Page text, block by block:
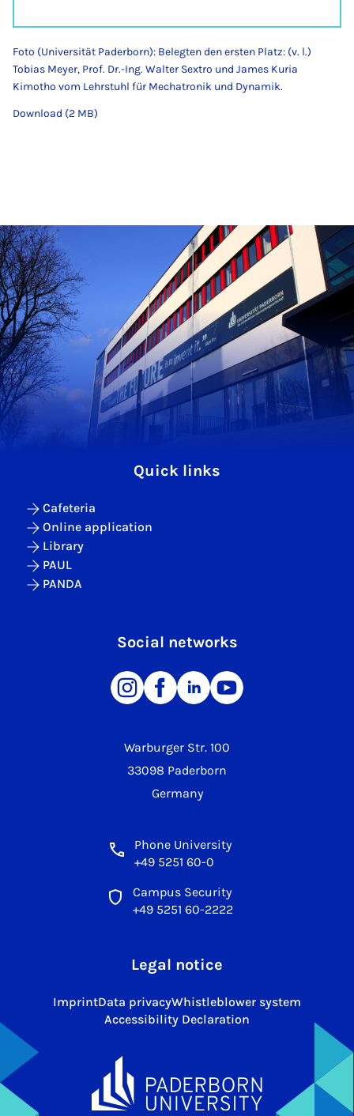
Foto (Universität Paderborn): Belegten den ersten Platz: (v. l.)
Tobias Meyer, Prof. Dr.-Ing. Walter Sextro und James Kuria
Kimotho vom Lehrstuhl für Mechatronik und Dynamik.
Download (2 MB)
Warburger Str. 100
33098 Paderborn
Germany
Phone University
+49 5251 60-0
Campus Security
+49 5251 60-2222
Quick links
Cafeteria
Online application
Library
PAUL
PANDA
Social networks
Legal notice
ImprintData privacyWhistleblower system
Accessibility Declaration